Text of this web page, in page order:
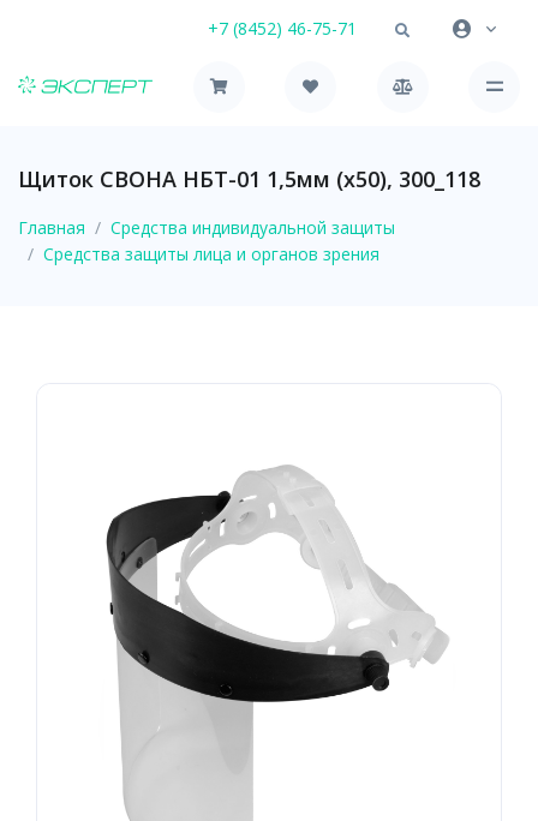
+7 (8452) 46-75-71
Щиток СВОНА НБТ-01 1,5мм (х50), 300_118
Главная
Средства индивидуальной защиты
Средства защиты лица и органов зрения